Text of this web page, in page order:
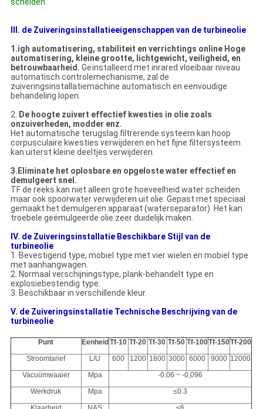
scheiden.
III. de Zuiveringsinstallatieeigenschappen van de turbineolie
1.igh automatisering, stabiliteit en verrichtings online Hoge
automatisering, kleine grootte, lichtgewicht, veiligheid, en
betrouwbaarheid. Geïnstalleerd met inrared vloeibaar niveau
automatisch controlemechanisme, zal de
zuiveringsinstallatiemachine automatisch en eenvoudige
behandeling lopen.
2. De hoogte zuivert effectief kwesties in olie zoals
onzuiverheden, modder enz.
Het automatische terugslag filtrerende systeem kan hoop
corpusculaire kwesties verwijderen en het fijne filtersysteem
kan uiterst kleine deeltjes verwijderen.
3.Eliminate het oplosbare en opgeloste water effectief en
demulgeert snel.
TF de reeks kan niet alleen grote hoeveelheid water scheiden
maar ook spoorwater verwijderen uit olie. Gepast met speciaal
gemaakt het demulgeren apparaat (waterseparator). Het kan
troebele geëmulgeerde olie zeer duidelijk maken.
IV. de Zuiveringsinstallatie Beschikbare Stijl van de
turbineolie
1. Bevestigend type, mobiel type met vier wielen en mobiel type
met aanhangwagen.
2. Normaal verschijningstype, plank-behandelt type en
explosiebestendig type.
3. Beschikbaar in verschillende kleur.
V. de Zuiveringsinstallatie Technische Beschrijving van de
turbineolie
Punt Eenheid Tf-10 Tf-20 Tf-30 Tf-50 Tf-100Tf-150Tf-200
Stroomtarief
L/U 600 1200 1800 3000 6000 9000 12000
Vacuümwaaier
Mpa
-0.06 ~ -0,096
Werkdruk
Mpa
≤0.3